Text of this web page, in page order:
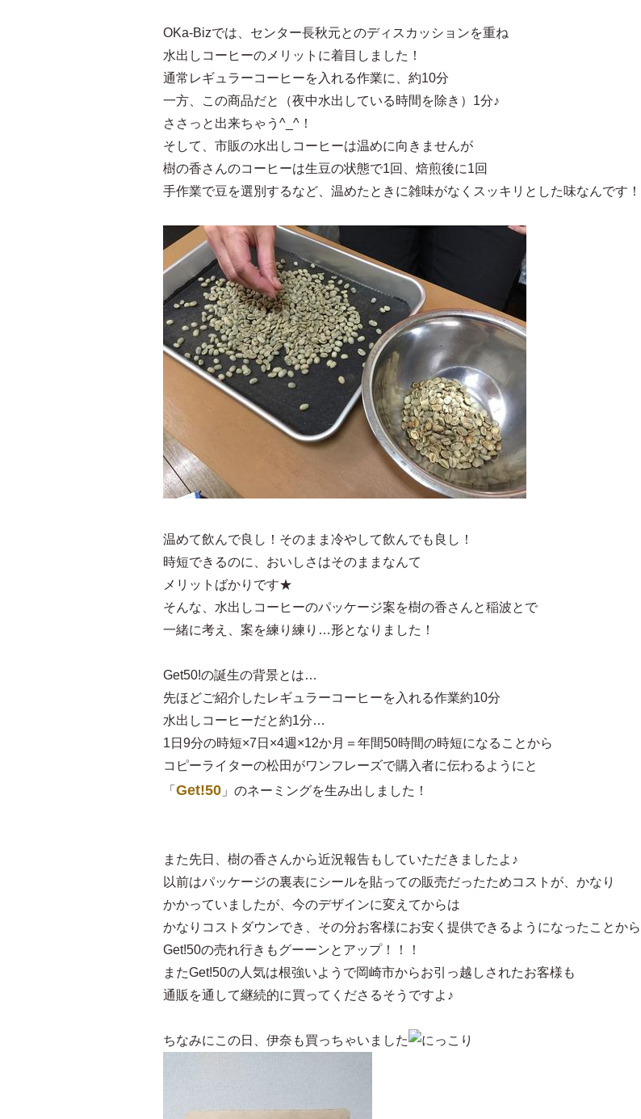
OKa-Bizでは、センター長秋元とのディスカッションを重ね
水出しコーヒーのメリットに着目しました！
通常レギュラーコーヒーを入れる作業に、約10分
一方、この商品だと（夜中水出している時間を除き）1分♪
ささっと出来ちゃう^_^！
そして、市販の水出しコーヒーは温めに向きませんが
樹の香さんのコーヒーは生豆の状態で1回、焙煎後に1回
手作業で豆を選別するなど、温めたときに雑味がなくスッキリとした味なんです！
温めて飲んで良し！そのまま冷やして飲んでも良し！
時短できるのに、おいしさはそのままなんて
メリットばかりです★
そんな、水出しコーヒーのパッケージ案を樹の香さんと稲波とで
一緒に考え、案を練り練り…形となりました！
Get50!の誕生の背景とは…
先ほどご紹介したレギュラーコーヒーを入れる作業約10分
水出しコーヒーだと約1分…
1日9分の時短×7日×4週×12か月＝年間50時間の時短になることから
コピーライターの松田がワンフレーズで購入者に伝わるようにと
「 Get!50 」のネーミングを生み出しました！
また先日、樹の香さんから近況報告もしていただきましたよ♪
以前はパッケージの裏表にシールを貼っての販売だったためコストが、かなり
かかっていましたが、今のデザインに変えてからは
かなりコストダウンでき、その分お客様にお安く提供できるようになったことから
Get!50の売れ行きもグーーンとアップ！！！
またGet!50の人気は根強いようで岡崎市からお引っ越しされたお客様も
通販を通して継続的に買ってくださるそうですよ♪
ちなみにこの日、伊奈も買っちゃいました